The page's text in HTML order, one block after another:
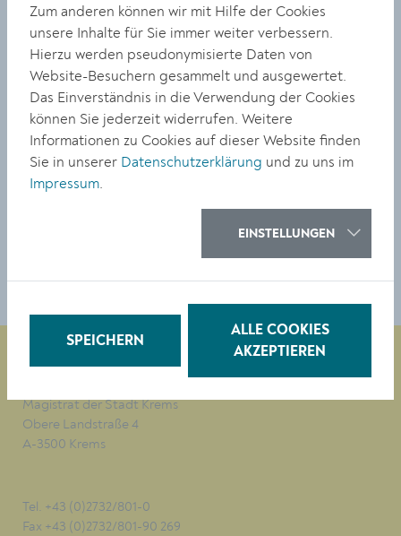
Durch diese Aktivitäten konnten erfolgreiche
Spendeneinnahmen erzielt werden. Den krönenden
Abschluss dieses erfolgreichen Jahres bildete ein ganz
besonderes Erlebnis: ein Rundflug über Krems und die
Wachau. Bei bestem Wetter bot sich den Jugendlichen
aus dem Kleinflugzeug ein beeindruckender Blick über
die Stadt und die malerische Landschaft. Die
Begeisterung war bei allen Teilnehmer:innen groß – der
Rundflug wird ihnen noch lange in Erinnerung bleiben.
Magistrat der Stadt Krems
Obere Landstraße 4
A-3500 Krems
Tel. +43 (0)2732/801-0
Fax +43 (0)2732/801-90 269
Zum anderen können wir mit Hilfe der Cookies
unsere Inhalte für Sie immer weiter verbessern.
Hierzu werden pseudonymisierte Daten von
Website-Besuchern gesammelt und ausgewertet.
Das Einverständnis in die Verwendung der Cookies
können Sie jederzeit widerrufen. Weitere
Informationen zu Cookies auf dieser Website finden
Sie in unserer Datenschutzerklärung und zu uns im
Impressum.
EINSTELLUNGEN
SPEICHERN
ALLE COOKIES
AKZEPTIEREN